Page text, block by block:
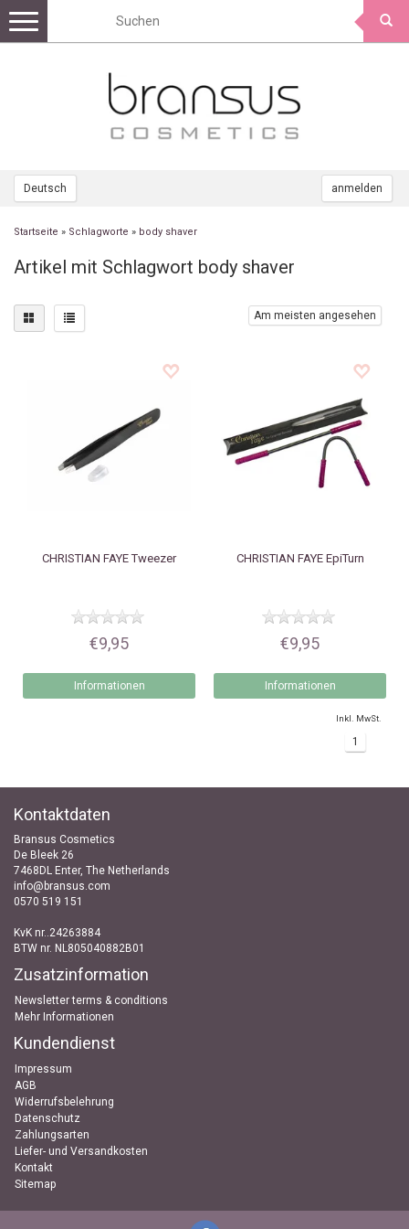
Deutsch anmelden
Toggle
navigation
Startseite » Schlagworte » body shaver
Artikel mit Schlagwort body shaver
Am meisten angesehen
CHRISTIAN FAYETweezer
€9,95
Informationen
CHRISTIAN FAYEEpiTurn
€9,95
Informationen
Inkl. MwSt.
1
Kontaktdaten
Bransus Cosmetics
De Bleek 26
7468DL Enter, The Netherlands
info@bransus.com
0570 519 151
KvK nr..24263884
BTW nr. NL805040882B01
Zusatzinformation
Newsletter terms & conditions
Mehr Informationen
Kundendienst
Impressum
AGB
Widerrufsbelehrung
Datenschutz
Zahlungsarten
Liefer- und Versandkosten
Kontakt
Sitemap